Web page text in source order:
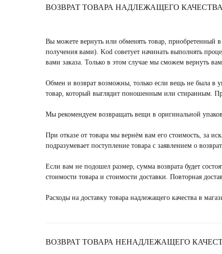
Тинькофф-эквайринг не передает данные
защищенного соединения https и
если вам оказана услуга или реализован
Если по каким-либо причинам вы решили
ВОЗВРАТ ТОВАРА НАДЛЕЖАЩЕГО КАЧЕСТВА
Вы можете вернуть или обменять товар, приобретенный
получения вами). Kod советует начинать выполнять
вами заказа. Только в этом случае мы сможем вернуть
Обмен и возврат возможны, только если вещь не была в
товар, который выглядит поношенным или стиранным.
Мы рекомендуем возвращать вещи в оригинальной
При отказе от товара мы вернём вам его стоимость, за
подразумевает поступление товара с заявлением о
Если вам не подошел размер, сумма возврата будет
стоимости товара и стоимости доставки. Повторная
Расходы на доставку товара надлежащего качества в
ВОЗВРАТ ТОВАРА НЕНАДЛЕЖАЩЕГО